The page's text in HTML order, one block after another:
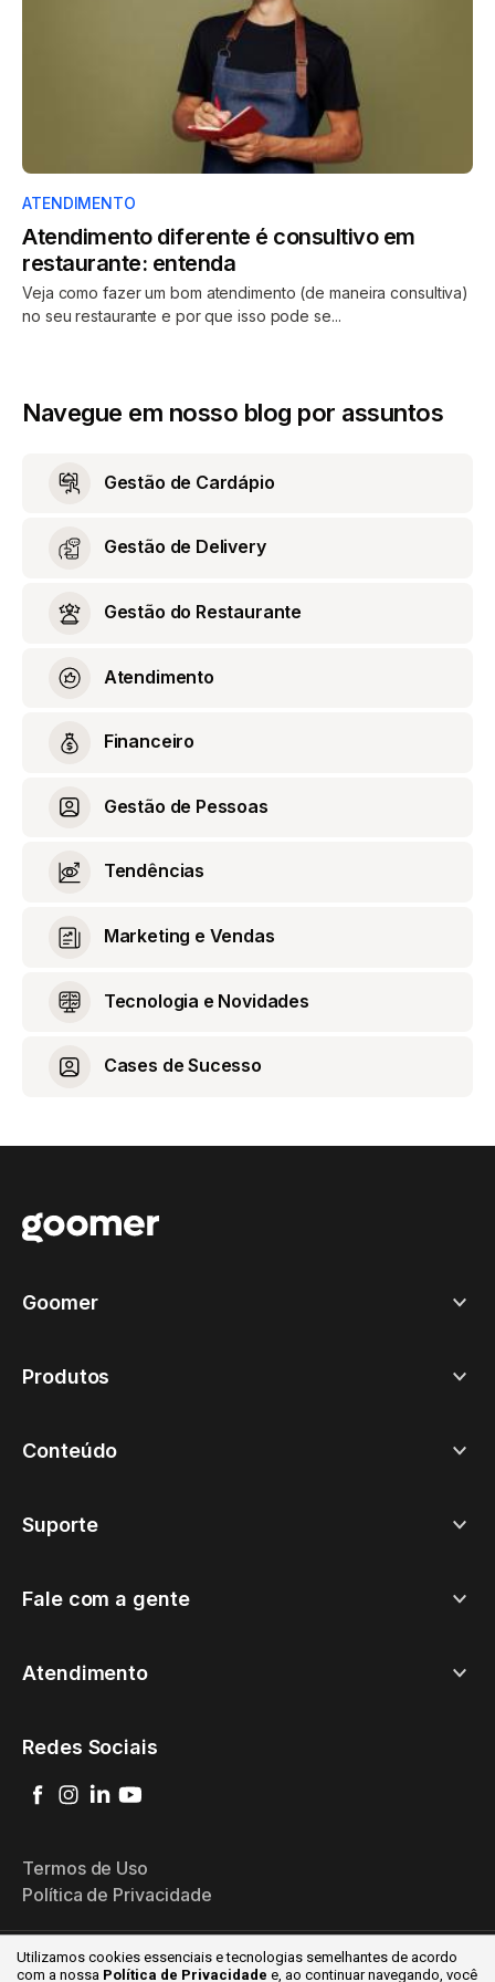
ATENDIMENTO
Atendimento diferente é consultivo em
restaurante: entenda
Veja como fazer um bom atendimento (de maneira consultiva)
no seu restaurante e por que isso pode se...
Navegue em nosso blog por assuntos
Gestão de Cardápio
Gestão de Delivery
Gestão do Restaurante
Atendimento
Financeiro
Gestão de Pessoas
Tendências
Marketing e Vendas
Tecnologia e Novidades
Cases de Sucesso
Goomer
Produtos
Conteúdo
Suporte
Fale com a gente
Atendimento
Redes Sociais
Termos de Uso
Política de Privacidade
© 2026 Goomer - Todos os direitos reservados
Utilizamos cookies essenciais e tecnologias semelhantes de acordo
com a nossa Política de Privacidade e, ao continuarnavegando, você